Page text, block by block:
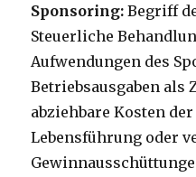
Sponsoring: Begriff
Steuerliche
Aufwendungen des
Betriebsausgaben als
abziehbare Kosten
Lebensführung oder